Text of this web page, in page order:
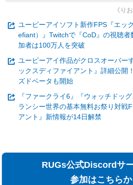
《り
ユービーアイソフト新作FPS『エッ
efiant）』Twitchで『CoD』の視聴
加者は100万人を突破
ユービーアイ作品がクロスオーバー
ックスディファイアント』詳細公開
ズドベータも開始
『ファークライ6』『ウォッチドッ
ランシー世界の基本無料お祭り対戦
アント』新情報が14日解禁
RUGs公式Discordサ
参加はこちらか